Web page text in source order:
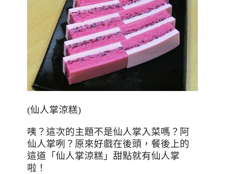
(仙人掌涼糕)
咦？這次的主題不是仙人掌入菜嗎？阿
仙人掌咧？原來好戲在後頭， 餐後上的
這道「仙人掌涼糕」甜點就有仙人掌
啦！